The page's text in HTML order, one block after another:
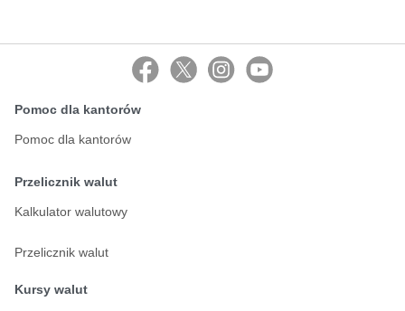
Pomoc dla kantorów
Pomoc dla kantorów
Przelicznik walut
Kalkulator walutowy
Przelicznik walut
Kursy walut